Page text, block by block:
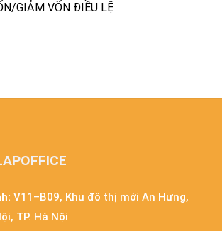
GIẢM VỐN ĐIỀU LỆ
V11–B09, Khu đô thị mới An Hưng,
TP. Hà Nội